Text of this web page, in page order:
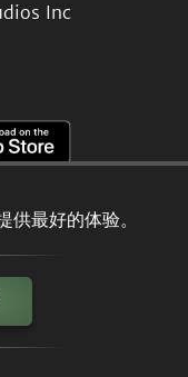
最好的体验。
Inc